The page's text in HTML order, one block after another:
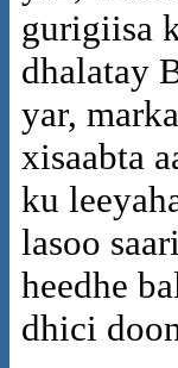
gurigiisa
dhalatay
yar,
xisaabta
ku
lasoo
heedhe
dhici